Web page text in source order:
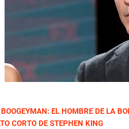
BOOGEYMAN: EL HOMBRE DE LA
CORTO DE STEPHEN KING